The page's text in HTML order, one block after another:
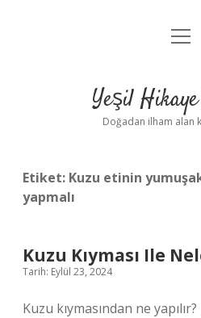
Anasayfa
Yasal
Yeşil
Doğadan ilham alan
Etiket: Kuzu etinin
yapmalı
Kuzu Kıyması Ile
Tarih: Eylül 23, 2024
Kuzu kıymasından ne